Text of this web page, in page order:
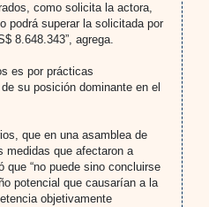
como solicita la actora,
podrá superar la solicitada por
8.648.343”, agrega.
es por prácticas
su posición dominante en el
que en una asamblea de
medidas que afectaron a
que “no puede sino concluirse
potencial que causarían a la
objetivamente